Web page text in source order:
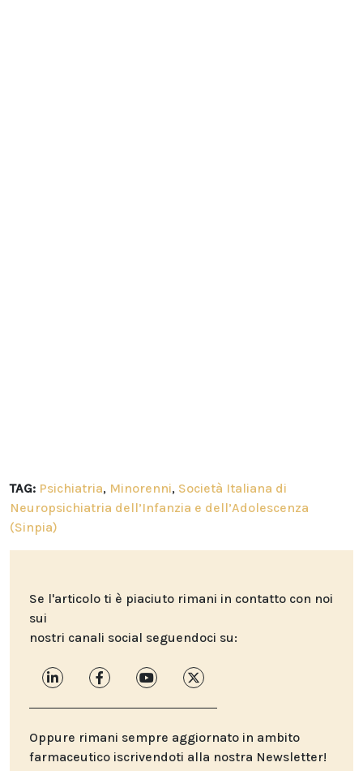
TAG: Psichiatria, Minorenni, Società Italiana di
Neuropsichiatria dell’Infanzia e dell’Adolescenza
(Sinpia)
Se l'articolo ti è piaciuto rimani in contatto con noi
sui
nostri canali social seguendoci su:
Oppure rimani sempre aggiornato in ambito
farmaceutico iscrivendoti alla nostra Newsletter!